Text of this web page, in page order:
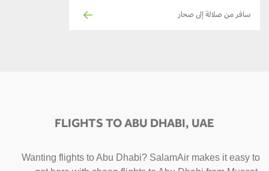
سافر من صلالة إلى صحار
FLIGHTS TO ABU DHABI, UAE
Wanting flights to Abu Dhabi? SalamAir makes it easy to